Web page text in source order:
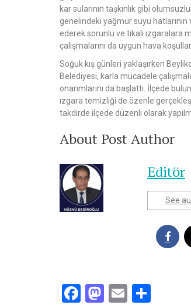
kar sularının taşkınlık gibi
genelindeki yağmur suyu hatlarının
ederek sorunlu ve tıkalı ızgaralara
çalışmalarını da uygun hava
Soğuk kış günleri yaklaşırken
Belediyesi, karla mücadele
onarımlarını da başlattı. İlçede
ızgara temizliği de özenle
takdirde ilçede düzenli olarak
About Post Author
Editör
See
Facebook
Mastodon
Email